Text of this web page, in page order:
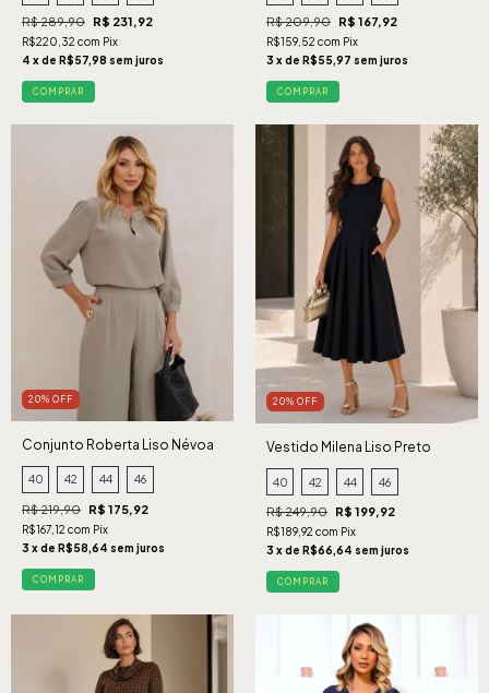
R$ 289,90 R$ 231,92
R$220,32 com Pix
4 x de R$57,98 sem juros
COMPRAR
R$ 209,90 R$ 167,92
R$159,52 com Pix
3 x de R$55,97 sem juros
COMPRAR
20% OFF
Conjunto Roberta Liso Névoa
40 42 44 46
R$ 219,90 R$ 175,92
R$167,12 com Pix
3 x de R$58,64 sem juros
COMPRAR
20% OFF
Vestido Milena Liso Preto
40 42 44 46
R$ 249,90 R$ 199,92
R$189,92 com Pix
3 x de R$66,64 sem juros
COMPRAR